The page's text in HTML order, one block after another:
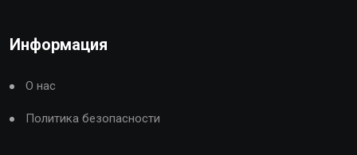
Информация
О нас
Политика безопасности